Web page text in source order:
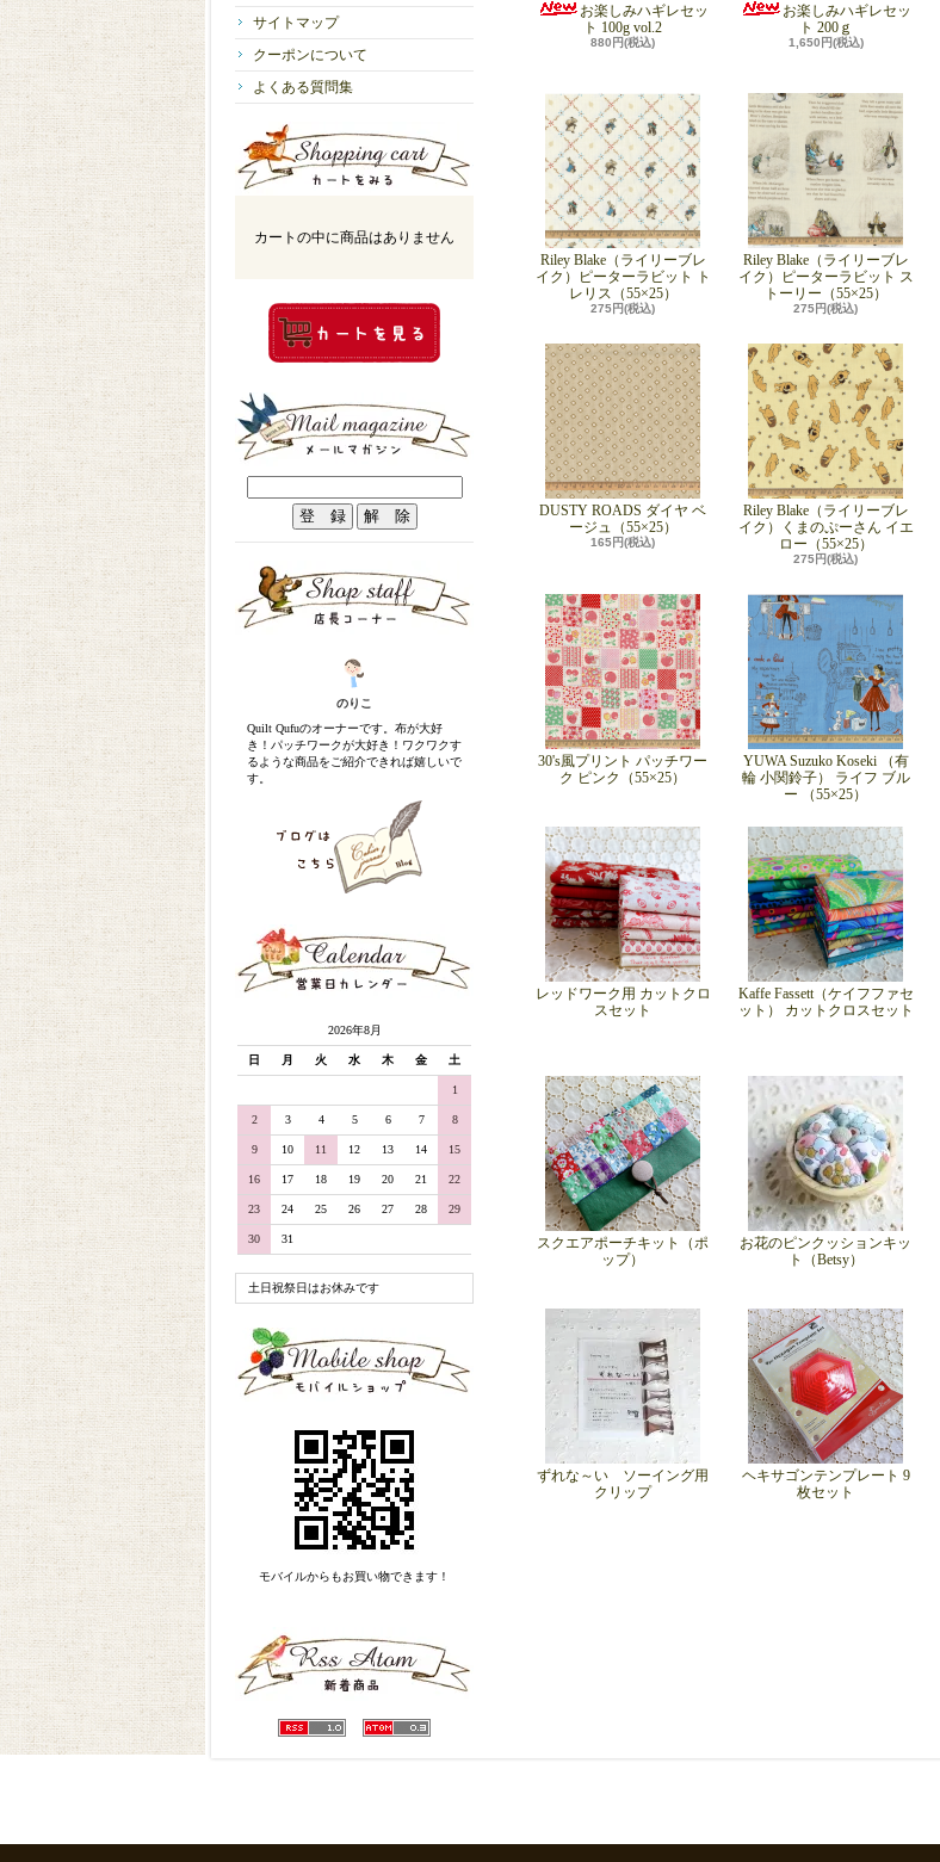
サイトマップ
クーポンについて
よくある質問集
カートの中に商品はありません
のりこ
Quilt Qufuのオーナーです。布が大好
き！パッチワークが大好き！ワクワクす
るような商品をご紹介できれば嬉しいで
す。
2026年8月
日 月 火 水 木 金 土
1
2 3 4 5 6 7 8
9 10 11 12 13 14 15
16 17 18 19 20 21 22
23 24 25 26 27 28 29
30 31
土日祝祭日はお休みです
モバイルからもお買い物できます！
お楽しみハギレセッ
ト 100g vol.2
880円(税込)
お楽しみハギレセッ
ト 200ｇ
1,650円(税込)
Riley Blake（ライリーブレ
イク）ピーターラビット ト
レリス（55×25）
275円(税込)
Riley Blake（ライリーブレ
イク）ピーターラビット ス
トーリー（55×25）
275円(税込)
DUSTY ROADS ダイヤ ベ
ージュ（55×25）
165円(税込)
Riley Blake（ライリーブレ
イク）くまのぷーさん イエ
ロー（55×25）
275円(税込)
30's風プリント パッチワー
ク ピンク（55×25）
YUWA Suzuko Koseki （有
輪 小関鈴子） ライフ ブル
ー （55×25）
レッドワーク用 カットクロ
スセット
Kaffe Fassett（ケイフファセ
ット） カットクロスセット
スクエアポーチキット（ポ
ップ）
お花のピンクッションキッ
ト（Betsy）
ずれな～い ソーイング用
クリップ
ヘキサゴンテンプレート 9
枚セット